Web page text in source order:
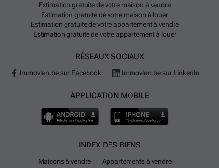
Estimation gratuite de votre maison à vendre
Estimation gratuite de votre maison à louer
Estimation gratuite de votre appartement à vendre
Estimation gratuite de votre appartement à louer
RÉSEAUX SOCIAUX
Immovlan.be sur Facebook Immovlan.be sur LinkedIn
APPLICATION MOBILE
INDEX DES BIENS
Maisons à vendre
Appartements à vendre